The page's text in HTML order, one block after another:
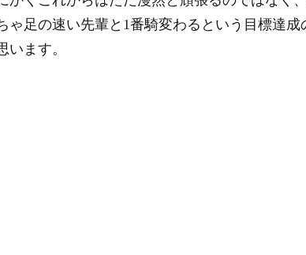
ゃ足の速い先輩と1番騎変わるという目標達
います。